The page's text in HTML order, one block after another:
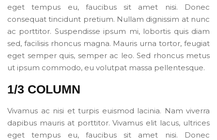
eget tempus eu, faucibus sit amet nisi. Donec
consequat tincidunt pretium. Nullam dignissim at nunc
ac porttitor. Suspendisse ipsum mi, lobortis quis diam
sed, facilisis rhoncus magna. Mauris urna tortor, feugiat
eget semper quis, semper ac leo. Sed rhoncus metus
ut ipsum commodo, eu volutpat massa pellentesque.
1/3 COLUMN
Vivamus ac nisi et turpis euismod lacinia. Nam viverra
dapibus mauris at porttitor. Vivamus elit lacus, ultrices
eget tempus eu, faucibus sit amet nisi. Donec